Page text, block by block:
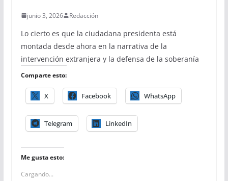
junio 3, 2026 Redacción
Lo cierto es que la ciudadana presidenta está
montada desde ahora en la narrativa de la
intervención extranjera y la defensa de la soberanía
Comparte esto:
X Facebook WhatsApp
Telegram LinkedIn
Me gusta esto:
Cargando...